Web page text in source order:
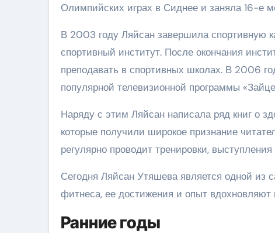
Олимпийских играх в Сиднее и заняла 16-е
В 2003 году Ляйсан завершила спортивную
спортивный институт. После окончания
преподавать в спортивных школах. В 2006
популярной телевизионной программы
Наряду с этим Ляйсан написала ряд книг о
которые получили широкое признание
регулярно проводит тренировки,
Сегодня Ляйсан Утяшева является одной
фитнеса, ее достижения и опыт
Ранние годы